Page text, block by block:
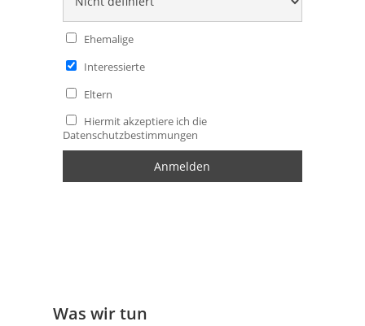
Ehemalige
Interessierte
Eltern
Hiermit akzeptiere ich die
Datenschutzbestimmungen
Was wir tun